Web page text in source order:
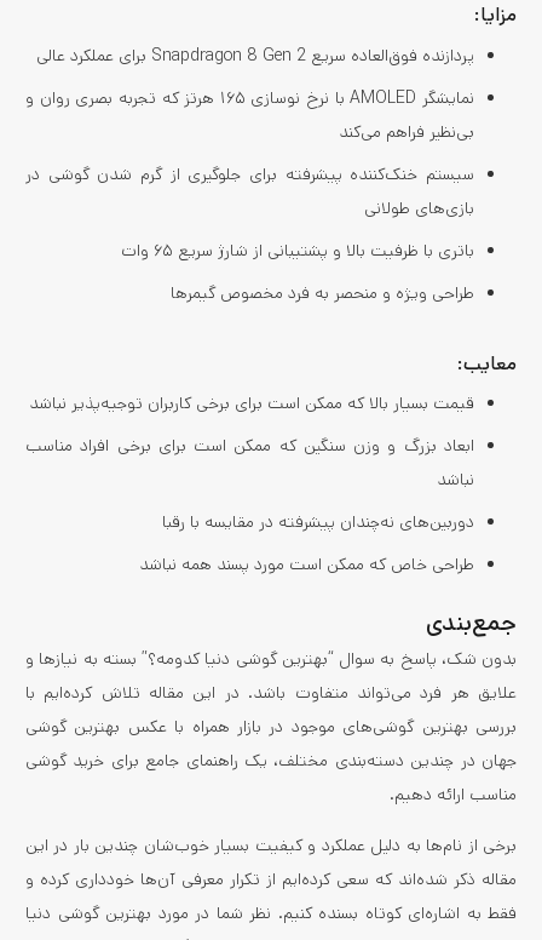
مزایا:
پردازنده فوق‌العاده سریع Snapdragon 8 Gen 2 برای عملکرد عالی
نمایشگر AMOLED با نرخ نوسازی ۱۶۵ هرتز که تجربه بصری روان و
بی‌نظیر فراهم می‌کند
سیستم خنک‌کننده پیشرفته برای جلوگیری از گرم شدن گوشی در
بازی‌های طولانی
باتری با ظرفیت بالا و پشتیبانی از شارژ سریع ۶۵ وات
طراحی ویژه و منحصر به فرد مخصوص گیمرها
معایب:
قیمت بسیار بالا که ممکن است برای برخی کاربران توجیه‌پذیر نباشد
ابعاد بزرگ و وزن سنگین که ممکن است برای برخی افراد مناسب
نباشد
دوربین‌های نه‌چندان پیشرفته در مقایسه با رقبا
طراحی خاص که ممکن است مورد پسند همه نباشد
جمع‌بندی
بدون شک، پاسخ به سوال “بهترین گوشی دنیا کدومه؟” بسته به نیازها و
علایق هر فرد می‌تواند متفاوت باشد. در این مقاله تلاش کرده‌ایم با
بررسی بهترین گوشی‌های موجود در بازار همراه با عکس بهترین گوشی
جهان در چندین دسته‌بندی مختلف، یک راهنمای جامع برای خرید گوشی
مناسب ارائه دهیم.
برخی از نام‌ها به دلیل عملکرد و کیفیت بسیار خوب‌شان چندین بار در این
مقاله ذکر شده‌اند که سعی کرده‌ایم از تکرار معرفی آن‌ها خودداری کرده و
فقط به اشاره‌ای کوتاه بسنده کنیم. نظر شما در مورد بهترین گوشی دنیا